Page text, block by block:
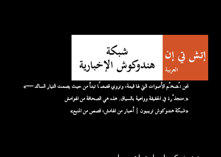
«نحن نُضخّم الأصوات التي لها قيمة، ونروي قصصًا تبدأ من حيث يصمت التيار السائد —
متجذّرة في الحقيقة وواعية بالسياق. هذه هي الصحافة من الهوامش.»
«شبكة هندوكوش تريبيون | أخبار من الهامش، قصص من المنبع»